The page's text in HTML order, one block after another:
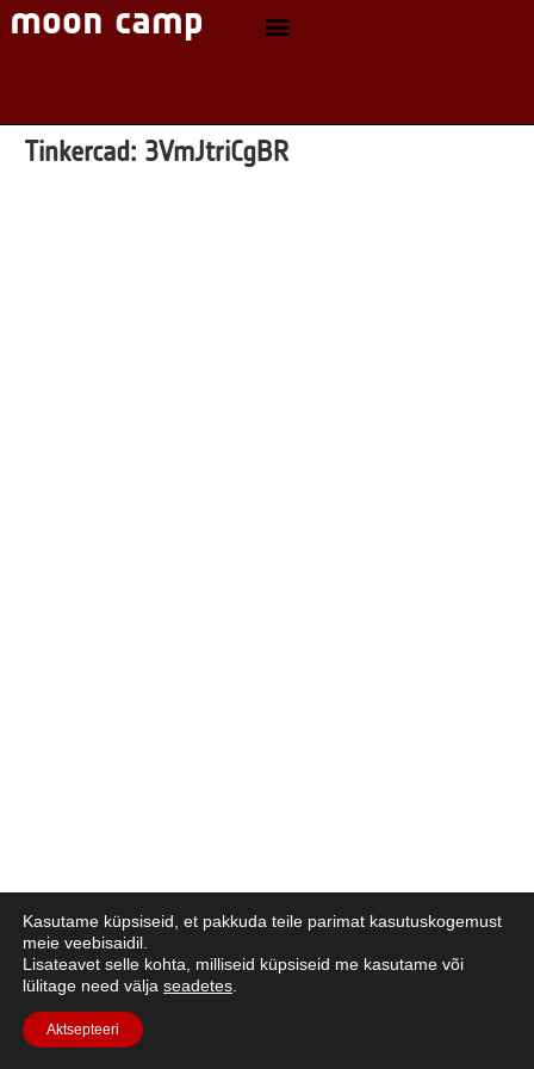
Tinkercad: 3VmJtriCgBR
Kasutame küpsiseid, et pakkuda teile parimat kasutuskogemust
meie veebisaidil.
Lisateavet selle kohta, milliseid küpsiseid me kasutame või
lülitage need välja seadetes
Aktsepteeri